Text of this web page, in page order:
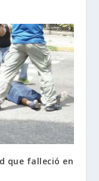
que falleció en